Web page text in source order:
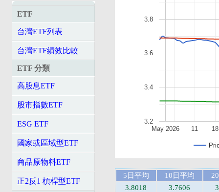
ETF
台灣ETF列表
台灣ETF績效比較
ETF 分類
高股息ETF
股市指數ETF
ESG ETF
國家或區域型ETF
商品原物料ETF
正2反1 槓桿型ETF
May 2026 11 18
3.2
3.4
3.6
3.8
5日平均 10日平均
3.8018
3.7606